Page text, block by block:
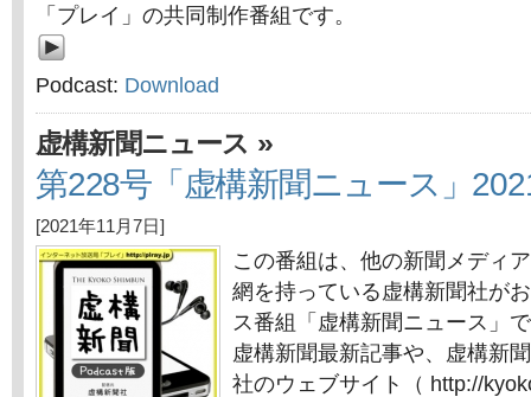
「プレイ」の共同制作番組です。
Podcast: Download
虚構新聞ニュース »
第228号「虚構新聞ニュース」
[2021年11月7日]
この番組は、他の新聞メディ
網を持っている虚構新聞社が
ス番組「虚構新聞ニュース」
虚構新聞最新記事や、虚構新
社のウェブサイト（ http://